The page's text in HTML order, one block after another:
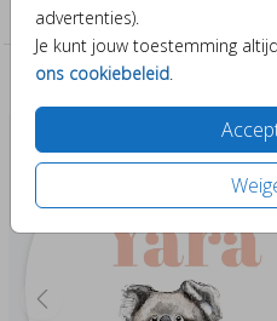
advertenties).
Je kunt jouw toestemming
ons cookiebeleid.
Tuinborden
Past er leuk bij